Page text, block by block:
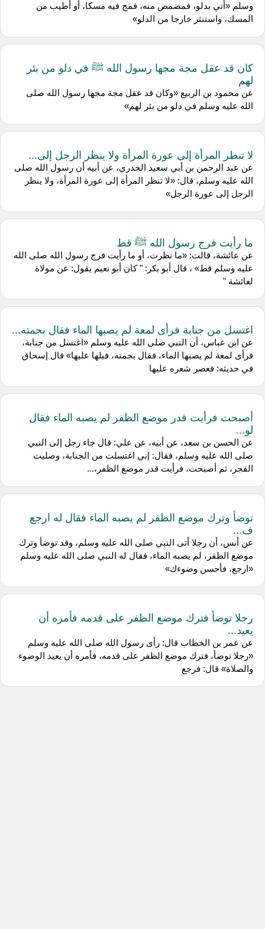
وسلم «أتي بدلو، فمضمض منه، فمج فيه مسكا، أو أطيب من
المسك، واستنثر خارجا من الدلو»
كان قد عقل مجة مجها رسول الله ﷺ في دلو من بئر
لهم
عن محمود بن الربيع «وكان قد عقل مجة مجها رسول الله صلى
الله عليه وسلم في دلو من بئر لهم»
لا تنظر المرأة إلى عورة المرأة ولا ينظر الرجل إلى...
عن عبد الرحمن بن أبي سعيد الخدري، عن أبيه أن رسول الله صلى
الله عليه وسلم، قال: «لا تنظر المرأة إلى عورة المرأة، ولا ينظر
الرجل إلى عورة الرجل»
ما رأيت فرج رسول الله ﷺ قط
عن عائشة، قالت: «ما نظرت، أو ما رأيت فرج رسول الله صلى الله
عليه وسلم قط» ، قال أبو بكر: " كان أبو نعيم يقول: عن مولاة
لعائشة "
اغتسل من جنابة فرأى لمعة لم يصبها الماء فقال بجمته...
عن ابن عباس، أن النبي صلى الله عليه وسلم «اغتسل من جنابة،
فرأى لمعة لم يصبها الماء، فقال بجمته، فبلها عليها» قال إسحاق
في حديثه: فعصر شعره عليها
أصبحت فرأيت قدر موضع الظفر لم يصبه الماء فقال
لو...
عن الحسن بن سعد، عن أبيه، عن علي: قال جاء رجل إلى النبي
صلى الله عليه وسلم، فقال: إني اغتسلت من الجنابة، وصليت
الفجر، ثم أصبحت، فرأيت قدر موضع الظفر،...
توضأ وترك موضع الظفر لم يصبه الماء فقال له ارجع
ف...
عن أنس، أن رجلا أتى النبي صلى الله عليه وسلم، وقد توضأ وترك
موضع الظفر، لم يصبه الماء، فقال له النبي صلى الله عليه وسلم
«ارجع، فأحسن وضوءك»
رجلا توضأ فترك موضع الظفر على قدمه فأمره أن
يعيد...
عن عمر بن الخطاب قال: رأى رسول الله صلى الله عليه وسلم
«رجلا توضأ، فترك موضع الظفر على قدمه، فأمره أن يعيد الوضوء
والصلاة» قال: فرجع